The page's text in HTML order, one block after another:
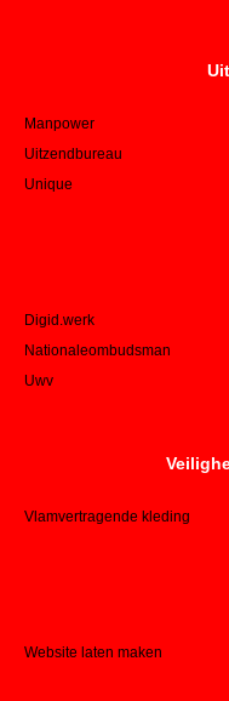
Manpower
Uitzendbureau
Unique
Digid.werk
Nationaleombudsman
Uwv
Vlamvertragende kleding
Website laten maken